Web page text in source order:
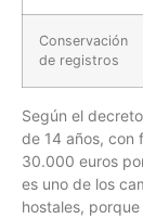
Conservación
de registros
Según el
de 14 años, con
30.000 euros
es uno de los
hostales,